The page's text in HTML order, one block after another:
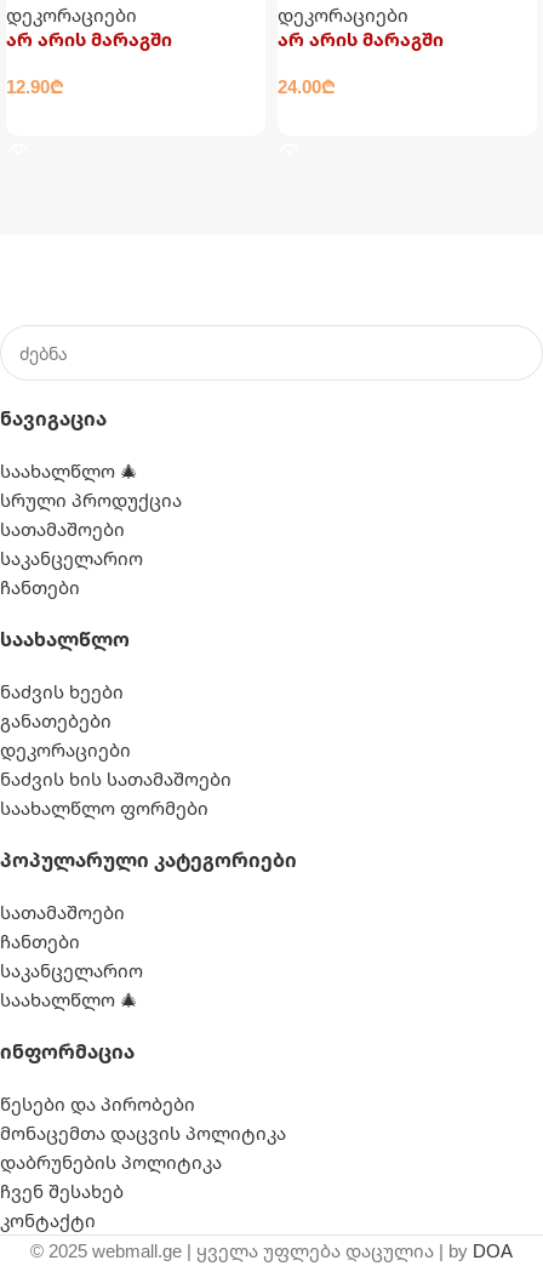
დეკორაციები
არ არის მარაგში
12.90₾
დეკორაციები
არ არის მარაგში
24.00₾
Ნავიგაცია
საახალწლო 🎄
სრული პროდუქცია
სათამაშოები
საკანცელარიო
ჩანთები
Საახალწლო
ნაძვის ხეები
განათებები
დეკორაციები
ნაძვის ხის სათამაშოები
საახალწლო ფორმები
Პოპულარული Კატეგორიები
სათამაშოები
ჩანთები
საკანცელარიო
საახალწლო 🎄
Ინფორმაცია
წესები და პირობები
მონაცემთა დაცვის პოლიტიკა
დაბრუნების პოლიტიკა
ჩვენ შესახებ
კონტაქტი
© 2025 webmall.ge | ყველა უფლება დაცულია | by DOA